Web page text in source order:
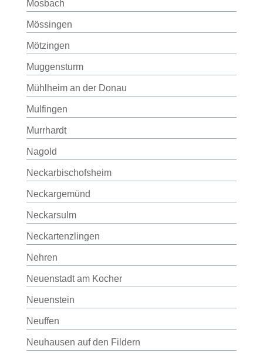
Mosbach
Mössingen
Mötzingen
Muggensturm
Mühlheim an der Donau
Mulfingen
Murrhardt
Nagold
Neckarbischofsheim
Neckargemünd
Neckarsulm
Neckartenzlingen
Nehren
Neuenstadt am Kocher
Neuenstein
Neuffen
Neuhausen auf den Fildern